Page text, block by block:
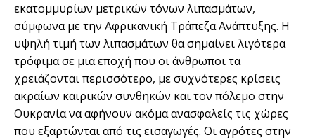
εκατομμυρίων μετρικών τόνων λιπασμάτων,
σύμφωνα με την Αφρικανική Τράπεζα Ανάπτυξης. Η
υψηλή τιμή των λιπασμάτων θα σημαίνει λιγότερα
τρόφιμα σε μια εποχή που οι άνθρωποι τα
χρειάζονται περισσότερο, με συχνότερες κρίσεις
ακραίων καιρικών συνθηκών και τον πόλεμο στην
Ουκρανία να αφήνουν ακόμα ανασφαλείς τις χώρες
που εξαρτώνται από τις εισαγωγές. Οι αγρότες στην